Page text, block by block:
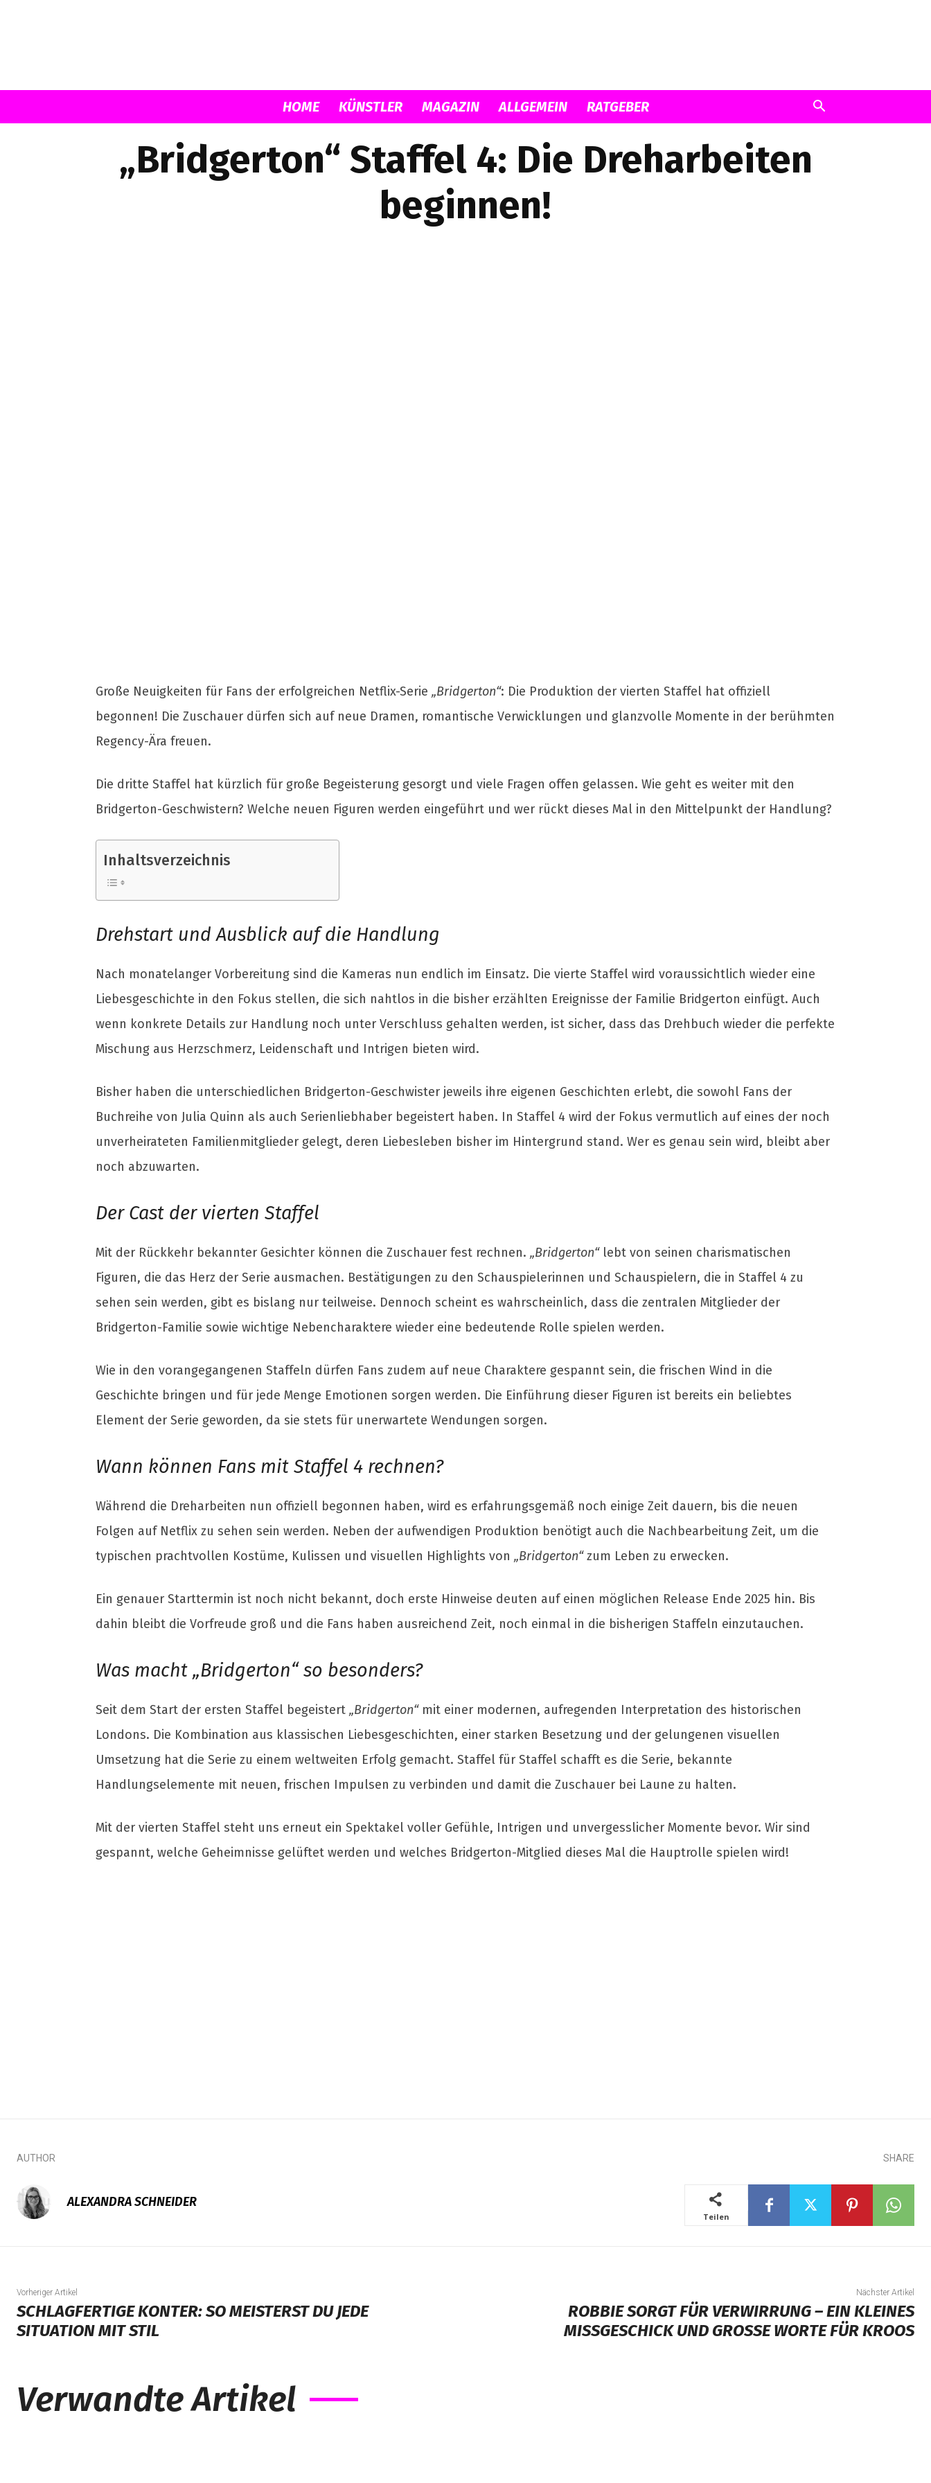
Musicload
HOME KÜNSTLER MAGAZIN ALLGEMEIN RATGEBER
„Bridgerton“ Staffel 4: Die Dreharbeiten
beginnen!
Große Neuigkeiten für Fans der erfolgreichen Netflix-Serie „Bridgerton“: Die Produktion der vierten Staffel hat offiziell
begonnen! Die Zuschauer dürfen sich auf neue Dramen, romantische Verwicklungen und glanzvolle Momente in der berühmten
Regency-Ära freuen.
Die dritte Staffel hat kürzlich für große Begeisterung gesorgt und viele Fragen offen gelassen. Wie geht es weiter mit den
Bridgerton-Geschwistern? Welche neuen Figuren werden eingeführt und wer rückt dieses Mal in den Mittelpunkt der Handlung?
Inhaltsverzeichnis
Drehstart und Ausblick auf die Handlung
Nach monatelanger Vorbereitung sind die Kameras nun endlich im Einsatz. Die vierte Staffel wird voraussichtlich wieder eine
Liebesgeschichte in den Fokus stellen, die sich nahtlos in die bisher erzählten Ereignisse der Familie Bridgerton einfügt. Auch
wenn konkrete Details zur Handlung noch unter Verschluss gehalten werden, ist sicher, dass das Drehbuch wieder die perfekte
Mischung aus Herzschmerz, Leidenschaft und Intrigen bieten wird.
Bisher haben die unterschiedlichen Bridgerton-Geschwister jeweils ihre eigenen Geschichten erlebt, die sowohl Fans der
Buchreihe von Julia Quinn als auch Serienliebhaber begeistert haben. In Staffel 4 wird der Fokus vermutlich auf eines der noch
unverheirateten Familienmitglieder gelegt, deren Liebesleben bisher im Hintergrund stand. Wer es genau sein wird, bleibt aber
noch abzuwarten.
Der Cast der vierten Staffel
Mit der Rückkehr bekannter Gesichter können die Zuschauer fest rechnen. „Bridgerton“lebt von seinen charismatischen
Figuren, die das Herz der Serie ausmachen. Bestätigungen zu den Schauspielerinnen und Schauspielern, die in Staffel 4 zu
sehen sein werden, gibt es bislang nur teilweise. Dennoch scheint es wahrscheinlich, dass die zentralen Mitglieder der
Bridgerton-Familie sowie wichtige Nebencharaktere wieder eine bedeutende Rolle spielen werden.
Wie in den vorangegangenen Staffeln dürfen Fans zudem auf neue Charaktere gespannt sein, die frischen Wind in die
Geschichte bringen und für jede Menge Emotionen sorgen werden. Die Einführung dieser Figuren ist bereits ein beliebtes
Element der Serie geworden, da sie stets für unerwartete Wendungen sorgen.
Wann können Fans mit Staffel 4 rechnen?
Während die Dreharbeiten nun offiziell begonnen haben, wird es erfahrungsgemäß noch einige Zeit dauern, bis die neuen
Folgen auf Netflix zu sehen sein werden. Neben der aufwendigen Produktion benötigt auch die Nachbearbeitung Zeit, um die
typischen prachtvollen Kostüme, Kulissen und visuellen Highlights von „Bridgerton“zum Leben zu erwecken.
Ein genauer Starttermin ist noch nicht bekannt, doch erste Hinweise deuten auf einen möglichen Release Ende 2025 hin. Bis
dahin bleibt die Vorfreude groß und die Fans haben ausreichend Zeit, noch einmal in die bisherigen Staffeln einzutauchen.
Was macht „Bridgerton“so besonders?
Seit dem Start der ersten Staffel begeistert „Bridgerton“mit einer modernen, aufregenden Interpretation des historischen
Londons. Die Kombination aus klassischen Liebesgeschichten, einer starken Besetzung und der gelungenen visuellen
Umsetzung hat die Serie zu einem weltweiten Erfolg gemacht. Staffel für Staffel schafft es die Serie, bekannte
Handlungselemente mit neuen, frischen Impulsen zu verbinden und damit die Zuschauer bei Laune zu halten.
Mit der vierten Staffel steht uns erneut ein Spektakel voller Gefühle, Intrigen und unvergesslicher Momente bevor. Wir sind
gespannt, welche Geheimnisse gelüftet werden und welches Bridgerton-Mitglied dieses Mal die Hauptrolle spielen wird!
AUTHOR
ALEXANDRA SCHNEIDER
SHARE
Teilen
Vorheriger Artikel
SCHLAGFERTIGE KONTER: SO MEISTERST DU JEDE
SITUATION MIT STIL
Nächster Artikel
ROBBIE SORGT FÜR VERWIRRUNG – EIN KLEINES
MISSGESCHICK UND GROSSE WORTE FÜR KROOS
Verwandte Artikel